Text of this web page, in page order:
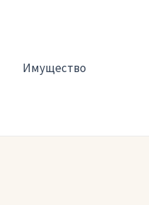
Имущество